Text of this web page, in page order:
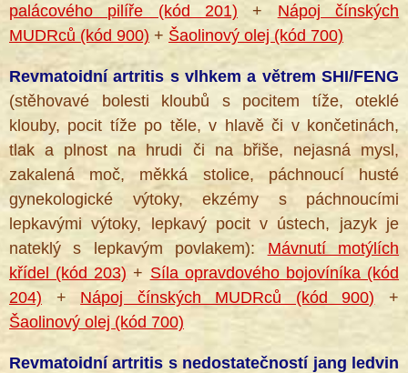
palácového pilíře (kód 201) + Nápoj čínských
MUDRců (kód 900) + Šaolinový olej (kód 700)
Revmatoidní artritis s vlhkem a větrem SHI/FENG
(stěhovavé bolesti kloubů s pocitem tíže, oteklé
klouby, pocit tíže po těle, v hlavě či v končetinách,
tlak a plnost na hrudi či na břiše, nejasná mysl,
zakalená moč, měkká stolice, páchnoucí husté
gynekologické výtoky, ekzémy s páchnoucími
lepkavými výtoky, lepkavý pocit v ústech, jazyk je
nateklý s lepkavým povlakem): Mávnutí motýlích
křídel (kód 203) + Síla opravdového bojovíníka (kód
204) + Nápoj čínských MUDRců (kód 900) +
Šaolinový olej (kód 700)
Revmatoidní artritis s nedostatečností jang ledvin